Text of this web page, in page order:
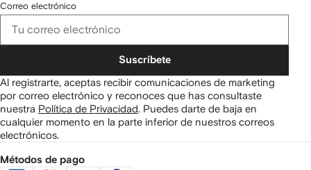
Correo electrónico
Suscríbete
Al registrarte, aceptas recibir comunicaciones de marketing
por correo electrónico y reconoces que has consultaste
nuestra Política de Privacidad Puedes darte de baja en
cualquier momento en la parte inferior de nuestros correos
electrónicos.
Métodos de pago